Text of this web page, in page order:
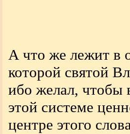
А что же лежит в
которой святой
ибо желал, чтобы
этой системе
центре этого